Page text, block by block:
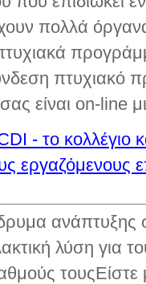
πολλά
πτυχιακό
είναι on-line
- το κολλέγιο
εργαζόμενους
ανάπτυξης
λύση για
τουςΕίστε